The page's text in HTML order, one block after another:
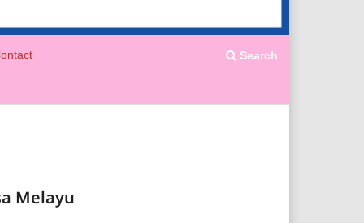
Search
Melayu